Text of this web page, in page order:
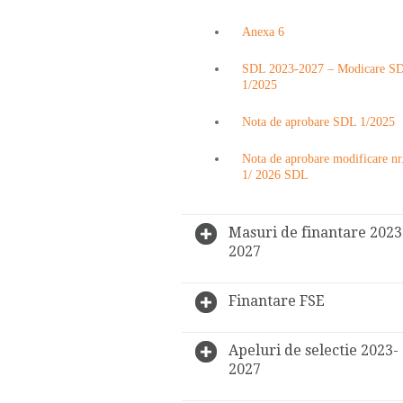
Anexa 6
SDL 2023-2027 – Modicare
1/2025
Nota de aprobare SDL 1/2025
Nota de aprobare modificare nr.
1/ 2026 SDL
Masuri de finantare
2027
Finantare FSE
Apeluri de selectie 2023-
2027